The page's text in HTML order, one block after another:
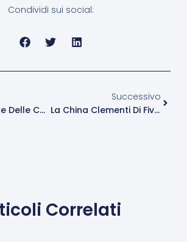
Condividi sui social:
La Processione Delle Catene
Successivo
La China Clementi Di Fivizzano
Correlati